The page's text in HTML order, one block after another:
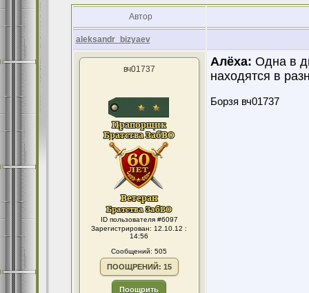
Автор
aleksandr_bizyaev
вч01737
ID пользователя #6097
Зарегистрирован: 12.10.12 :
14:56
Сообщений: 505
ПООЩРЕНИЙ: 15
Поощрить
Алёха: Одна в
находятся в
Борзя вч01737